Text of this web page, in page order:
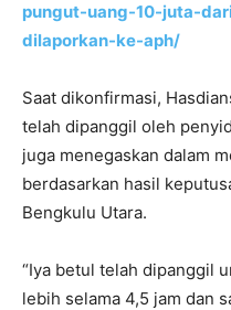
pungut-uang-10-juta-
dilaporkan-ke-aph/
Saat dikonfirmasi,
telah dipanggil oleh
juga menegaskan dalam
berdasarkan hasil
Bengkulu Utara.
“Iya betul telah dipanggil
lebih selama 4,5 jam dan